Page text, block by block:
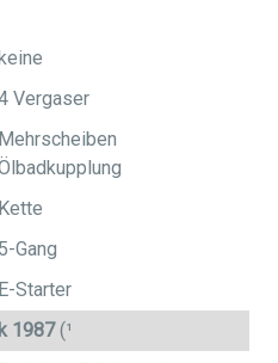
Vergaser
Mehrscheiben
Kette
5-Gang
E-Starter
1987(¹